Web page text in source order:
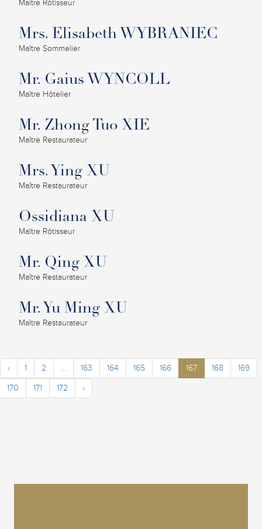
Maître Rôtisseur
Mrs. Elisabeth WYBRANIEC
Maître Sommelier
Mr. Gaius WYNCOLL
Maître Hôtelier
Mr. Zhong Tuo XIE
Maître Restaurateur
Mrs. Ying XU
Maître Restaurateur
Ossidiana XU
Maître Rôtisseur
Mr. Qing XU
Maître Restaurateur
Mr. Yu Ming XU
Maître Restaurateur
‹ 1 2 ... 163 164 165 166 167 168
169
170
171 172 ›